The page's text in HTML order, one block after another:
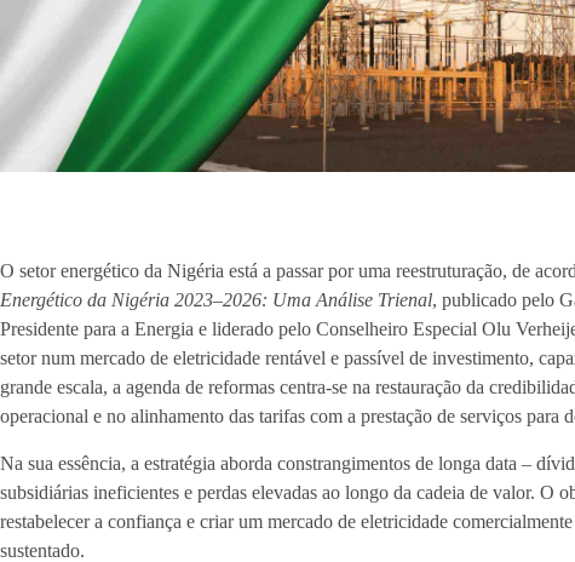
O setor energético da Nigéria está a passar por uma reestruturação, de
Energético da Nigéria 2023–2026: Uma Análise Trienal, publicado pelo
Presidente para a Energia e liderado pelo Conselheiro Especial Olu
setor num mercado de eletricidade rentável e passível de investimento,
grande escala, a agenda de reformas centra-se na restauração da
operacional e no alinhamento das tarifas com a prestação de serviços para
Na sua essência, a estratégia aborda constrangimentos de longa data –
subsidiárias ineficientes e perdas elevadas ao longo da cadeia de valor. O
restabelecer a confiança e criar um mercado de eletricidade
sustentado.